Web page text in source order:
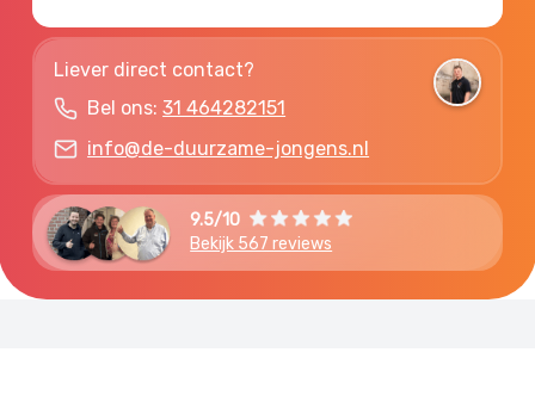
Liever direct contact?
Bel ons:31 464282151
info@de-duurzame-jongens.nl
9.5/10
Bekijk 567 reviews